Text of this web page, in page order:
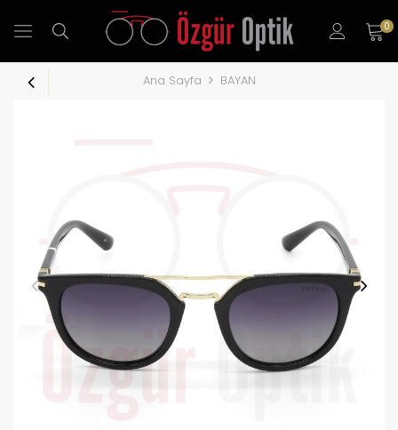
0
Ana Sayfa BAYAN